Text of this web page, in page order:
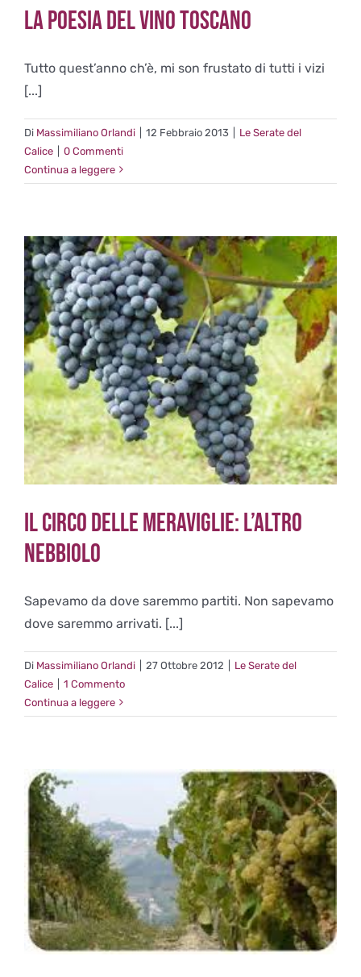
La Poesia del vino toscano
Tutto quest’anno ch’è, mi son frustato di tutti i vizi
[...]
Di Massimiliano Orlandi 12 Febbraio 2013
Le Serate del
Calice
0 Commenti
Continua a leggere
Il Circo delle meraviglie: l’altro
Nebbiolo
Sapevamo da dove saremmo partiti. Non sapevamo
dove saremmo arrivati. [...]
Di Massimiliano Orlandi 27 Ottobre 2012
Le Serate del
Calice
1 Commento
Continua a leggere